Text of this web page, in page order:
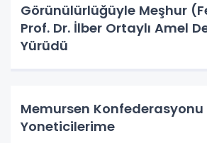
Görünülürlüğüyle Meşhur
Prof. Dr. İlber Ortaylı Amel
Yürüdü
Memursen Konfederasyonu
Yoneticilerime